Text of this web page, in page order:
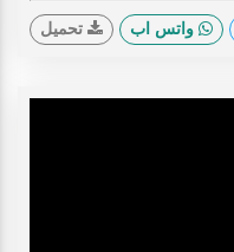
واتس اب تحميل